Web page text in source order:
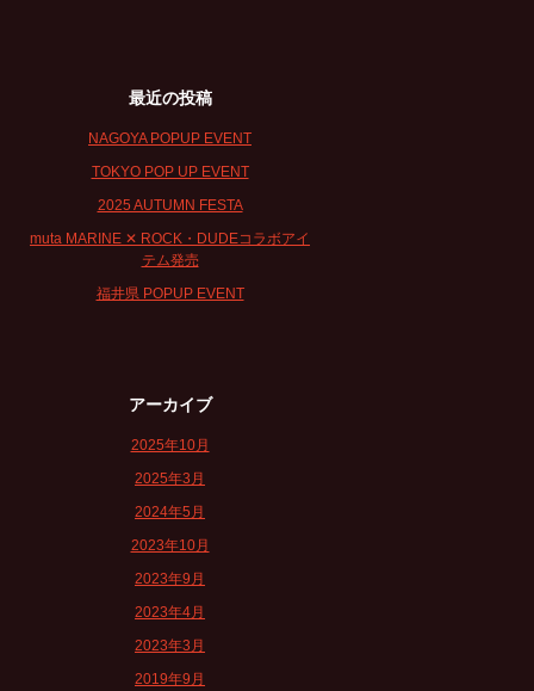
最近の投稿
NAGOYA POPUP EVENT
TOKYO POP UP EVENT
2025 AUTUMN FESTA
muta MARINE ✕ ROCK・DUDEコラボアイ
テム発売
福井県 POPUP EVENT
アーカイブ
2025年10月
2025年3月
2024年5月
2023年10月
2023年9月
2023年4月
2023年3月
2019年9月